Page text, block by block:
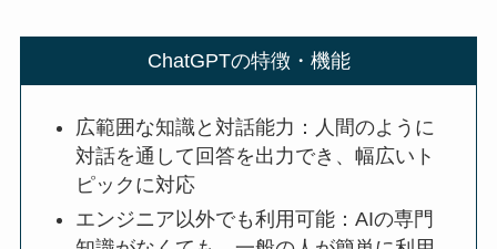
ChatGPTの特徴・機能
広範囲な知識と対話能力：人間のように
対話を通して回答を出力でき、幅広いト
ピックに対応
エンジニア以外でも利用可能：AIの専門